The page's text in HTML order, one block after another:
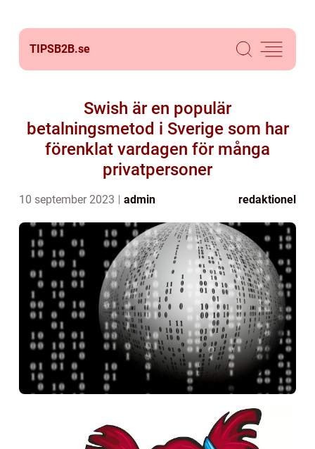
TIPSB2B.se
Swish är en populär
betalningsmetod i Sverige som har
förenklat vardagen för många
privatpersoner
10 september 2023 admin redaktionel